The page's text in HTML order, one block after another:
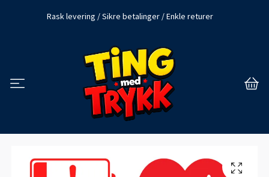
Rask levering / Sikre betalinger / Enkle returer